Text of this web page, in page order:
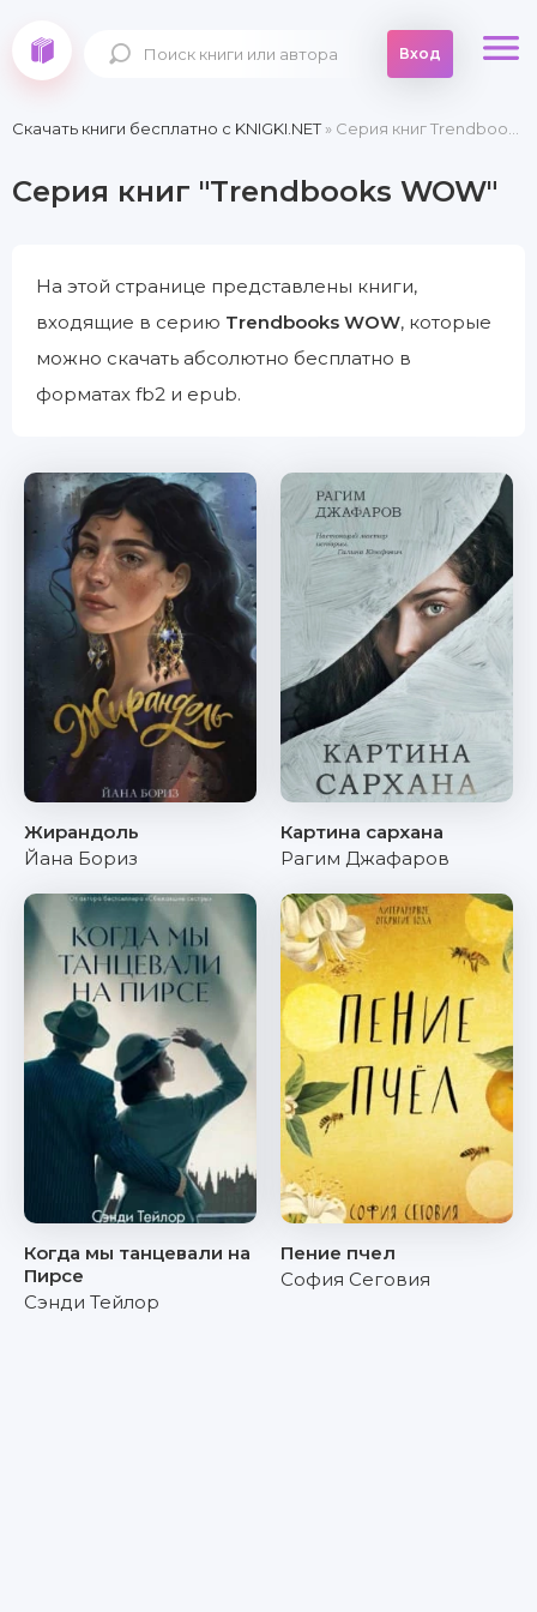
Вход
Скачать книги бесплатно c KNIGKI.NET» Серия книг Trendbooks WOW
Серия книг "Trendbooks WOW"
На этой странице представлены книги,
входящие в серию Trendbooks WOW, которые
можно скачать абсолютно бесплатно в
форматах fb2 и epub.
Жирандоль
Йана Бориз
Картина сархана
Рагим Джафаров
Когда мы танцевали на
Пирсе
Сэнди Тейлор
Пение пчел
София Сеговия